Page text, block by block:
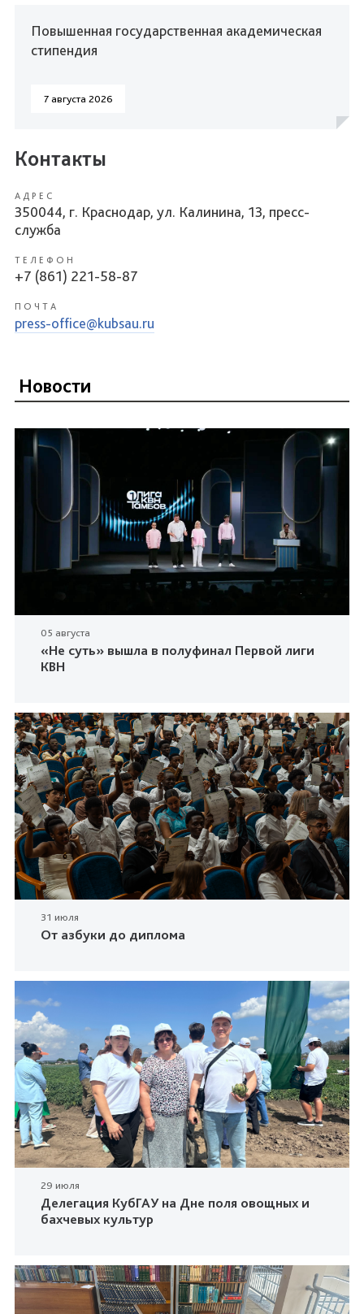
Повышенная государственная академическая
стипендия
7 августа 2026
Контакты
АДРЕС
350044, г. Краснодар, ул. Калинина, 13, пресс-
служба
ТЕЛЕФОН
+7 (861) 221-58-87
ПОЧТА
press-office@kubsau.ru
Новости
05 августа
«Не суть» вышла в полуфинал Первой лиги
КВН
31 июля
От азбуки до диплома
29 июля
Делегация КубГАУ на Дне поля овощных и
бахчевых культур